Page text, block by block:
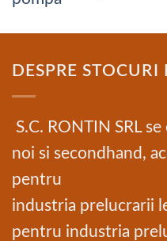
DESPRE STOCURI
S.C. RONTIN SRL
noi si secondhand,
pentru
industria prelucrarii
pentru industria